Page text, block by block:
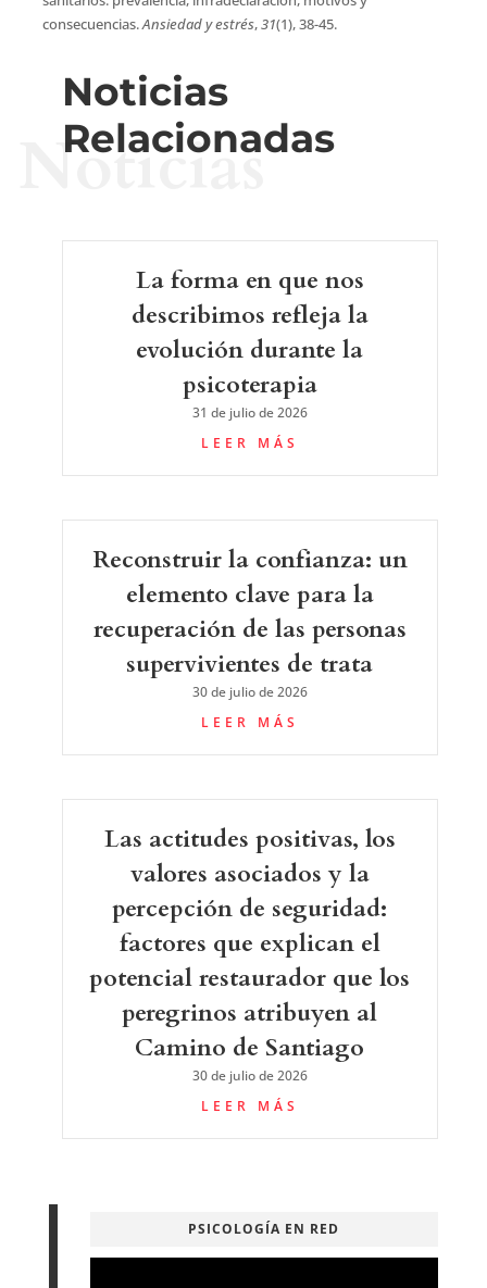
consecuencias.Ansiedad y estrés,31(1), 38-45.
Noticias
Relacionadas
Noticias
La forma en que nos
describimos refleja la
evolución durante la
psicoterapia
31 de julio de 2026
LEER MÁS
Reconstruir la confianza: un
elemento clave para la
recuperación de las personas
supervivientes de trata
30 de julio de 2026
LEER MÁS
Las actitudes positivas, los
valores asociados y la
percepción de seguridad:
factores que explican el
potencial restaurador que los
peregrinos atribuyen al
Camino de Santiago
30 de julio de 2026
LEER MÁS
PSICOLOGÍA EN RED